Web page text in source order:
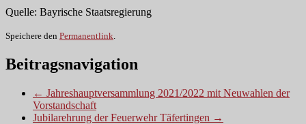
Quelle: Bayrische Staatsregierung
Speichere den Permanentlink
Beitragsnavigation
← Jahreshauptversammlung 2021/2022 mit Neuwahlen der
Vorstandschaft
Jubilarehrung der Feuerwehr Täfertingen →